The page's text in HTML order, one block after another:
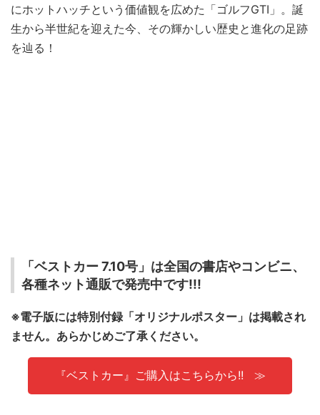
にホットハッチという価値観を広めた「ゴルフGTI」。誕
生から半世紀を迎えた今、その輝かしい歴史と進化の足跡
を辿る！
「ベストカー 7.10号」は全国の書店やコンビニ、
各種ネット通販で発売中です!!!
※電子版には特別付録「オリジナルポスター」は掲載され
ません。あらかじめご了承ください。
『ベストカー』ご購入はこちらから!!